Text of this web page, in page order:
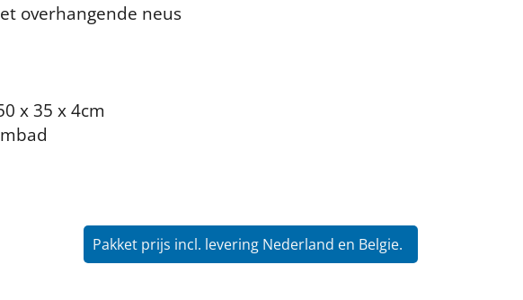
overhangende neus
x 35 x 4cm
Pakket prijs incl. levering Nederland en Belgie.